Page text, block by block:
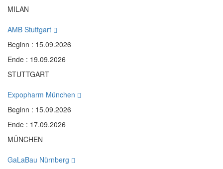
MILAN
AMB Stuttgart
Beginn : 15.09.2026
Ende : 19.09.2026
STUTTGART
Expopharm München
Beginn : 15.09.2026
Ende : 17.09.2026
MÜNCHEN
GaLaBau Nürnberg